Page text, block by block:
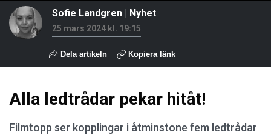
Sofie Landgren | Nyhet
25 mars 2024 kl. 19:15
Dela artikeln Kopiera länk
Alla ledtrådar pekar hitåt!
Filmtopp ser kopplingar i åtminstone fem ledtrådar